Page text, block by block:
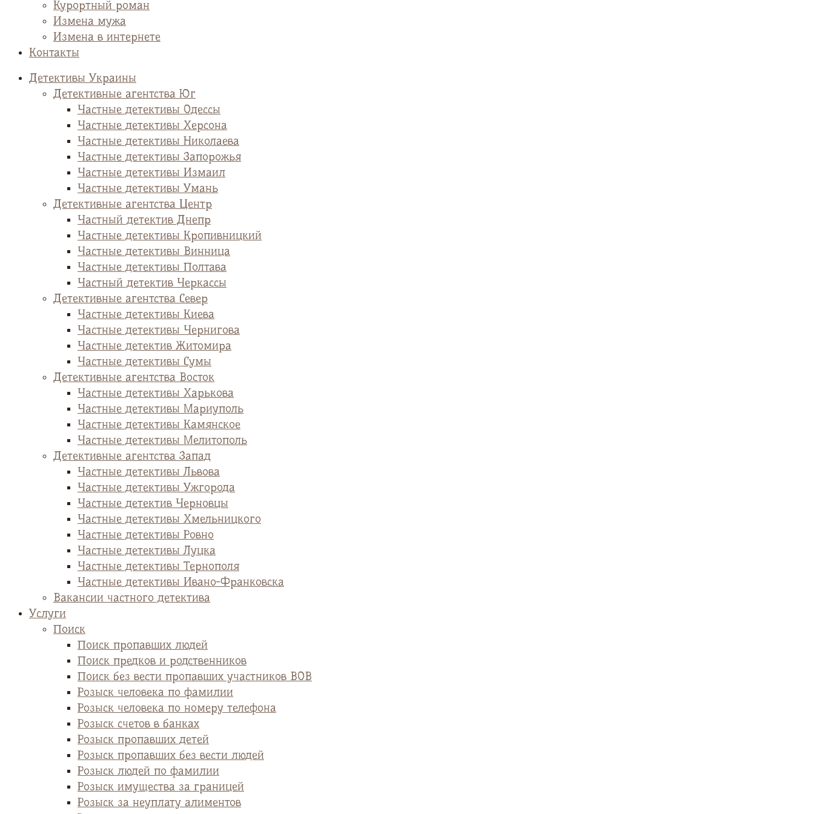
Курортный роман
Измена мужа
Измена в интернете
Контакты
Детективы Украины
Детективные агентства Юг
Частные детективы Одессы
Частные детективы Херсона
Частные детективы Николаева
Частные детективы Запорожья
Частные детективы Измаил
Частные детективы Умань
Детективные агентства Центр
Частный детектив Днепр
Частные детективы Кропивницкий
Частные детективы Винница
Частные детективы Полтава
Частный детектив Черкассы
Детективные агентства Север
Частные детективы Киева
Частные детективы Чернигова
Частные детектив Житомира
Частные детективы Сумы
Детективные агентства Восток
Частные детективы Харькова
Частные детективы Мариуполь
Частные детективы Камянское
Частные детективы Мелитополь
Детективные агентства Запад
Частные детективы Львова
Частные детективы Ужгорода
Частные детектив Черновцы
Частные детективы Хмельницкого
Частные детективы Ровно
Частные детективы Луцка
Частные детективы Тернополя
Частные детективы Ивано-Франковска
Вакансии частного детектива
Услуги
Поиск
Поиск пропавших людей
Поиск предков и родственников
Поиск без вести пропавших участников ВОВ
Розыск человека по фамилии
Розыск человека по номеру телефона
Розыск счетов в банках
Розыск пропавших детей
Розыск пропавших без вести людей
Розыск людей по фамилии
Розыск имущества за границей
Розыск за неуплату алиментов